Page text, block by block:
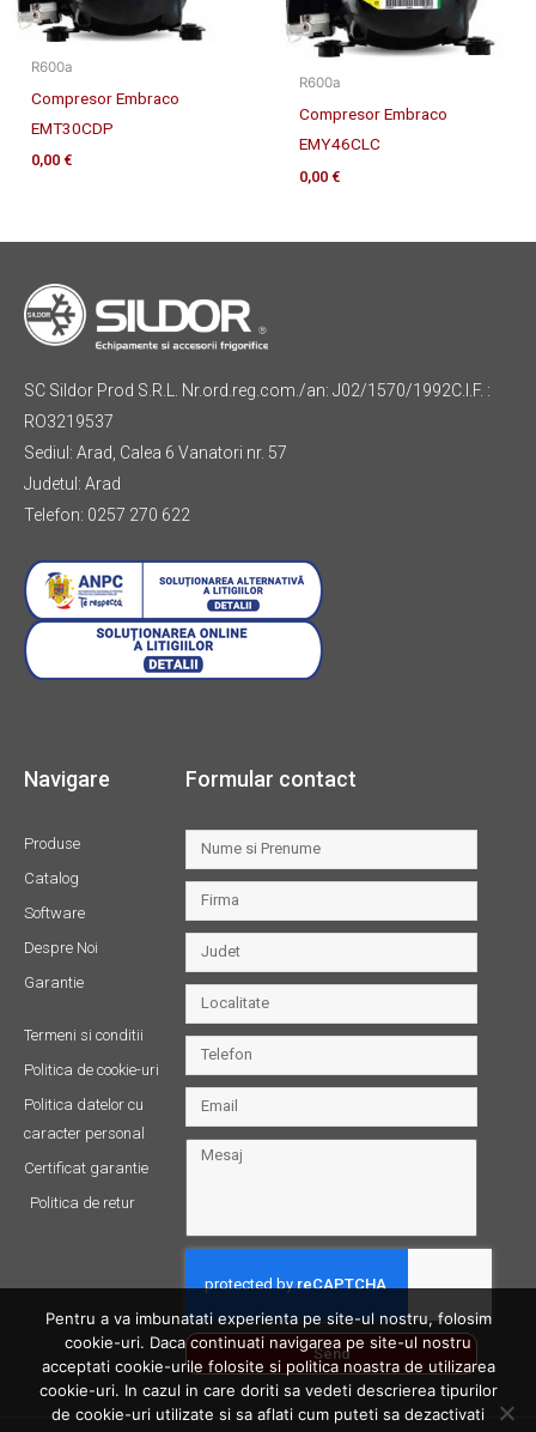
R600a
Compresor Embraco
EMT30CDP
0,00 €
R600a
Compresor Embraco
EMY46CLC
0,00 €
SC Sildor Prod S.R.L. Nr.ord.reg.com./an: J02/1570/1992C.I.F. :
RO3219537
Sediul: Arad, Calea 6 Vanatori nr. 57
Judetul: Arad
Telefon: 0257 270 622
Navigare
Produse
Catalog
Software
Despre Noi
Garantie
Termeni si conditii
Politica de cookie-uri
Politica datelor cu
caracter personal
Certificat garantie
Politica de retur
Formular contact
Send
Pentru a va imbunatati experienta pe site-ul nostru, folosim
cookie-uri. Daca continuati navigarea pe site-ul nostru
acceptati cookie-urile folosite si politica noastra de utilizarea
cookie-uri. In cazul in care doriti sa vedeti descrierea tipurilor
de cookie-uri utilizate si sa aflati cum puteti sa dezactivati